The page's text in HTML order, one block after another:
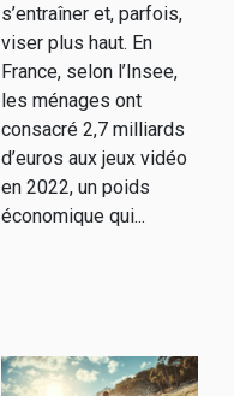
s’entraîner et, parfois,
viser plus haut. En
France, selon l’Insee,
les ménages ont
consacré 2,7 milliards
d’euros aux jeux vidéo
en 2022, un poids
économique qui...